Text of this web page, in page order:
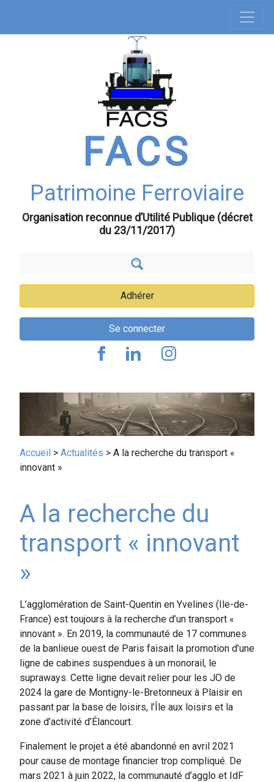
contenu
FACS
Patrimoine Ferroviaire
Organisation reconnue d’Utilité Publique (décret
du 23/11/2017)
Adhérer
Se connecter
principale
Fil
Accueil Actualités
A la recherche du transport «
innovant »
A la recherche du
transport « innovant
»
L’agglomération de Saint-Quentin en Yvelines (Ile-de-
France) est toujours à la recherche d’un transport «
innovant ». En 2019, la communauté de 17 communes
de la banlieue ouest de Paris faisait la promotion d’une
ligne de cabines suspendues à un monorail, le
supraways. Cette ligne devait relier pour les JO de
2024 la gare de Montigny-le-Bretonneux à Plaisir en
passant par la base de loisirs, l’Île aux loisirs et la
zone d’activité d’Élancourt.
Finalement le projet a été abandonné en avril 2021
pour cause de montage financier trop compliqué. De
mars 2021 à juin 2022, la communauté d’agglo et IdF